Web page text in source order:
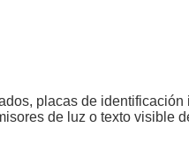
placas de
de luz o texto visible